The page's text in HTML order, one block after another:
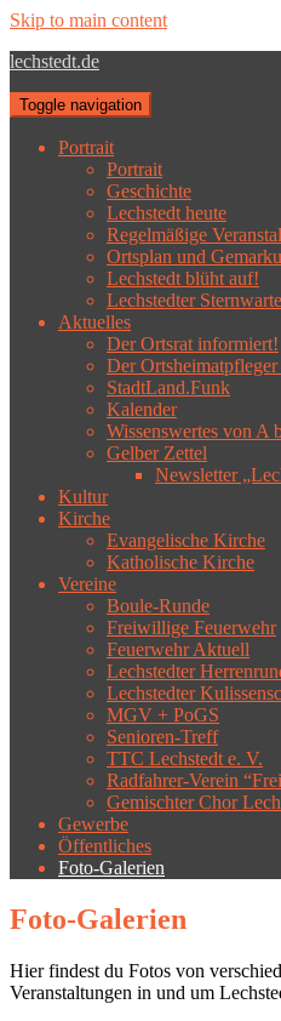
Skip to main content
lechstedt.de
Toggle navigation
Portrait
Portrait
Geschichte
Lechstedt heute
Regelmäßige
Ortsplan und
Lechstedt blüht auf!
Lechstedter Sternwarte
Aktuelles
Der Ortsrat informiert!
Der
StadtLand.Funk
Kalender
Wissenswertes von A
Gelber Zettel
Newsletter
Kultur
Kirche
Evangelische Kirche
Katholische Kirche
Vereine
Boule-Runde
Freiwillige Feuerwehr
Feuerwehr Aktuell
Lechstedter
Lechstedter
MGV + PoGS
Senioren-Treff
TTC Lechstedt e. V.
Radfahrer-Verein
Gemischter Chor
Gewerbe
Öffentliches
Foto-Galerien
Foto-Galerien
Hier findest du Fotos von
Veranstaltungen in und um